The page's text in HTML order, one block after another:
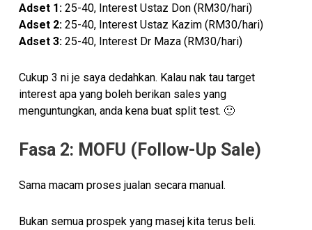
Adset 1: 25-40, Interest Ustaz Don (RM30/hari)
Adset 2:25-40, Interest Ustaz Kazim (RM30/hari)
Adset 3:25-40, Interest Dr Maza (RM30/hari)
Cukup 3 ni je saya dedahkan. Kalau nak tau target
interest apa yang boleh berikan sales yang
menguntungkan, anda kena buat split test. 🙂
Fasa 2: MOFU (Follow-Up Sale)
Sama macam proses jualan secara manual.
Bukan semua prospek yang masej kita terus beli.